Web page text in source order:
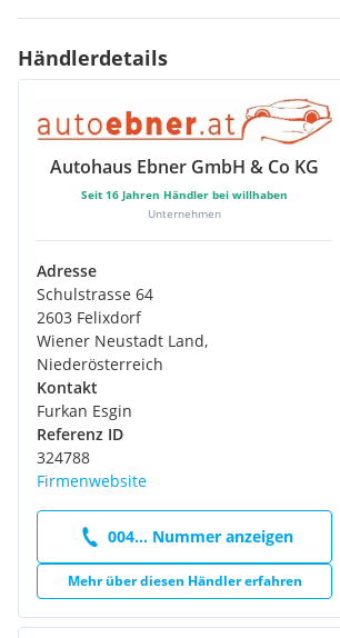
Händlerdetails
Autohaus Ebner GmbH & Co KG
Seit 16 Jahren Händler bei willhaben
Unternehmen
Adresse
Schulstrasse 64
2603 Felixdorf
Wiener Neustadt Land,
Niederösterreich
Kontakt
Furkan Esgin
Referenz ID
324788
Firmenwebsite
004... Nummer anzeigen
Mehr über diesen Händler erfahren